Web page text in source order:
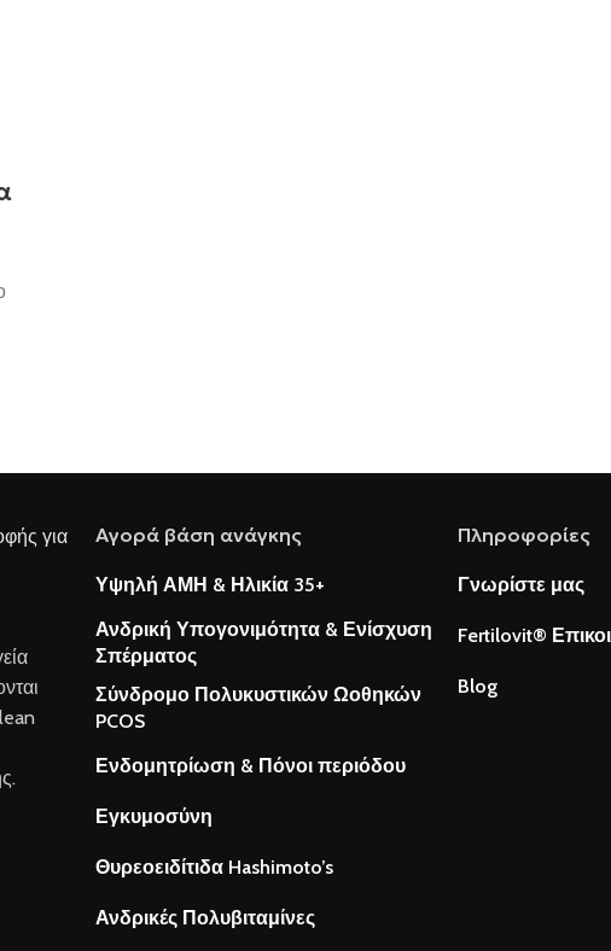
Αγορά βάση ανάγκης
Υψηλή ΑΜΗ & Ηλικία 35+
Ανδρική Υπογονιμότητα & Ενίσχυση
Σπέρματος
Σύνδρομο Πολυκυστικών Ωοθηκών
PCOS
Ενδομητρίωση & Πόνοι περιόδου
Εγκυμοσύνη
Θυρεοειδίτιδα Hashimoto’s
Ανδρικές Πολυβιταμίνες
Πληροφορίες
Γνωρίστε μας
Fertilovit®
Blog